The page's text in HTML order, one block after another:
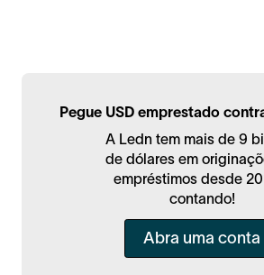
Pegue USD emprestado
A Ledn tem mais de 9
de dólares em
empréstimos desde
contando!
Abra uma conta